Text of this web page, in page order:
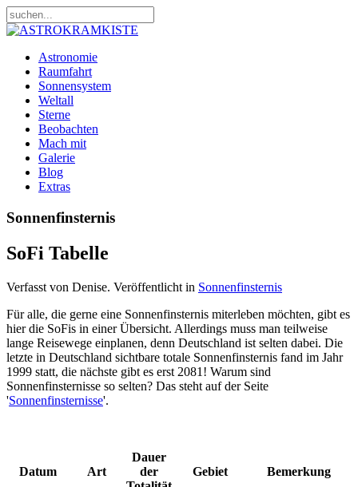
Astronomie
Raumfahrt
Sonnensystem
Weltall
Sterne
Beobachten
Mach mit
Galerie
Blog
Extras
Sonnenfinsternis
SoFi Tabelle
Verfasst von Denise. Veröffentlicht in Sonnenfinsternis
Für alle, die gerne eine Sonnenfinsternis miterleben möchten, gibt es
hier die SoFis in einer Übersicht. Allerdings muss man teilweise
lange Reisewege einplanen, denn Deutschland ist selten dabei. Die
letzte in Deutschland sichtbare totale Sonnenfinsternis fand im Jahr
1999 statt, die nächste gibt es erst 2081! Warum sind
Sonnenfinsternisse so selten? Das steht auf der Seite
'Sonnenfinsternisse'.
Datum Art
Dauer
der
Gebiet Bemerkung